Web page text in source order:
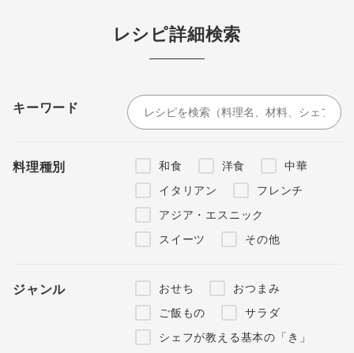
レシピ詳細検索
キーワード
料理種別 和食 洋食
中華
イタリアン
フレンチ
アジア・エスニック
スイーツ
その他
ジャンル おせち
おつまみ
ご飯もの
サラダ
シェフが教える基本の「き」